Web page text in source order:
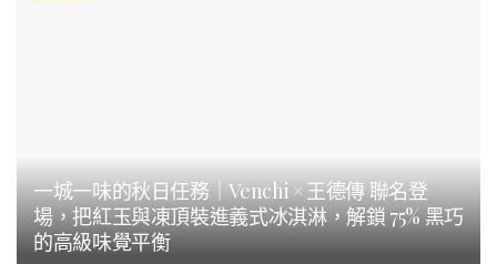
一城一味的秋日任務｜Venchi × 王德傳 聯名登
場，把紅玉與凍頂裝進義式冰淇淋，解鎖 75% 黑巧
的高級味覺平衡